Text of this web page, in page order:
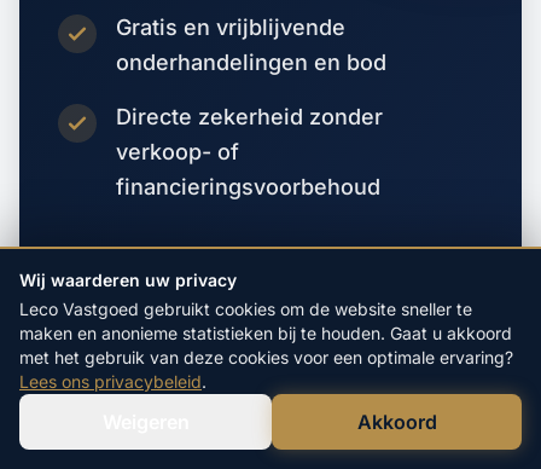
Gratis en vrijblijvende
onderhandelingen en bod
Directe zekerheid zonder
verkoop- of
financieringsvoorbehoud
Vraag direct een bod aan
Bel Ons Direct
Wij waarderen uw privacy
Leco Vastgoed gebruikt cookies om de website sneller te
maken en anonieme statistieken bij te houden. Gaat u akkoord
met het gebruik van deze cookies voor een optimale ervaring?
Lees ons privacybeleid.
Akkoord